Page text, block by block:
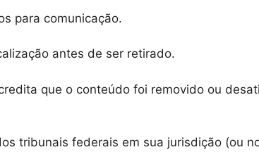
para comunicação.
antes de ser retirado.
que o conteúdo foi removido ou
tribunais federais em sua jurisdição (ou